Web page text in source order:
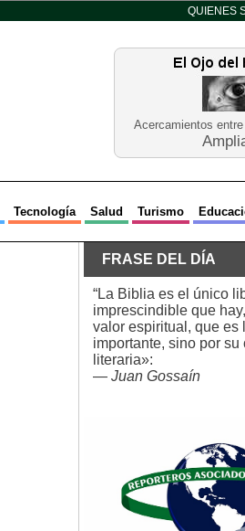
QUIENES
Acercamientos
Tecnología Salud Turismo
FRASE DEL DÍA
“La Biblia es el único
imprescindible que
valor espiritual, que es
importante, sino por su
literaria»:
— Juan Gossaín